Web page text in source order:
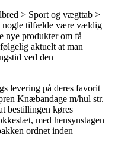
> Sport og vægttab >
nogle tilfælde være vældig
nye produkter om få
aktuelt at man
ved den
levering på deres favorit
Knæbandage m/hul str.
bestillingen køres
med hensynstagen
ordnet inden